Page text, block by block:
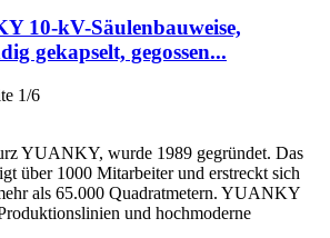
10-kV-Säulenbauweise,
gekapselt, gegossen...
1/6
YUANKY, wurde 1989 gegründet. Das
über 1000 Mitarbeiter und erstreckt sich
als 65.000 Quadratmetern. YUANKY
und hochmoderne